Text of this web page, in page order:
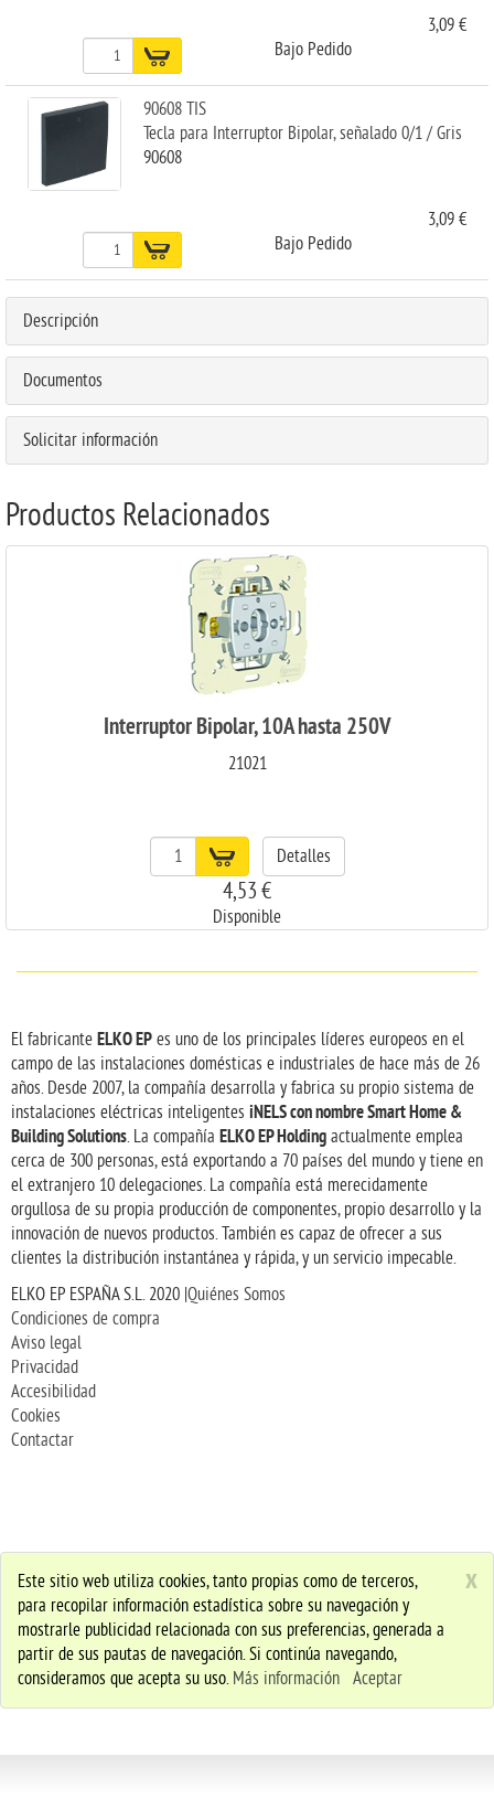
3,09 €
Bajo Pedido
90608 TIS
Tecla para Interruptor Bipolar, señalado 0/1 / Gris
90608
3,09 €
Bajo Pedido
Descripción
Documentos
Solicitar información
Productos Relacionados
Interruptor Bipolar, 10A hasta 250V
21021
Detalles
4,53 €
Disponible
El fabricante ELKO EP es uno de los principales líderes europeos en el
campo de las instalaciones domésticas e industriales de hace más de 26
años. Desde 2007, la compañía desarrolla y fabrica su propio sistema de
instalaciones eléctricas inteligentes iNELS con nombre Smart Home &
Building Solutions . La compañía ELKO EP Holding actualmente emplea
cerca de 300 personas, está exportando a 70 países del mundo y tiene en
el extranjero 10 delegaciones. La compañía está merecidamente
orgullosa de su propia producción de componentes, propio desarrollo y la
innovación de nuevos productos. También es capaz de ofrecer a sus
clientes la distribución instantánea y rápida, y un servicio impecable.
ELKO EP ESPAÑA S.L. 2020 | Quiénes Somos
Condiciones de compra
Aviso legal
Privacidad
Accesibilidad
Cookies
Contactar
x
Este sitio web utiliza cookies, tanto propias como de terceros,
para recopilar información estadística sobre su navegación y
mostrarle publicidad relacionada con sus preferencias, generada a
partir de sus pautas de navegación. Si continúa navegando,
consideramos que acepta su uso. Más información Aceptar